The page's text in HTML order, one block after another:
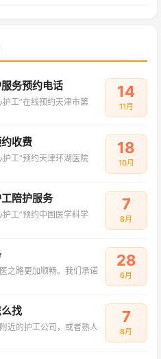
务预约电话
工”在线预约天津市第
14
11月
收费
工”预约天津环湖医院
18
10月
陪护服务
工”预约中国医学科学
7
8月
之路更加顺畅。我们承诺
28
6月
找
近的护工公司，或者熟人
7
8月